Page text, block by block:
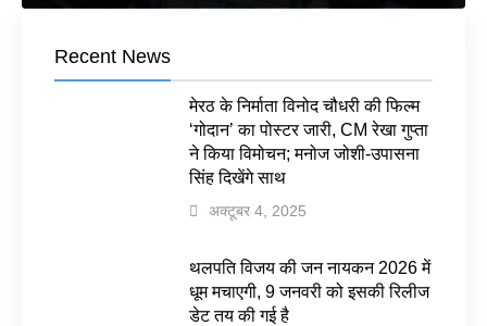
Recent News
मेरठ के निर्माता विनोद चौधरी की फिल्म
‘गोदान’ का पोस्टर जारी, CM रेखा गुप्ता
ने किया विमोचन; मनोज जोशी-उपासना
सिंह दिखेंगे साथ
अक्टूबर 4, 2025
थलपति विजय की जन नायकन 2026 में
धूम मचाएगी, 9 जनवरी को इसकी रिलीज
डेट तय की गई है